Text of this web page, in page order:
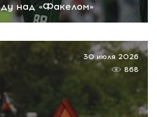
над «Факелом»
30 июля 2026
868